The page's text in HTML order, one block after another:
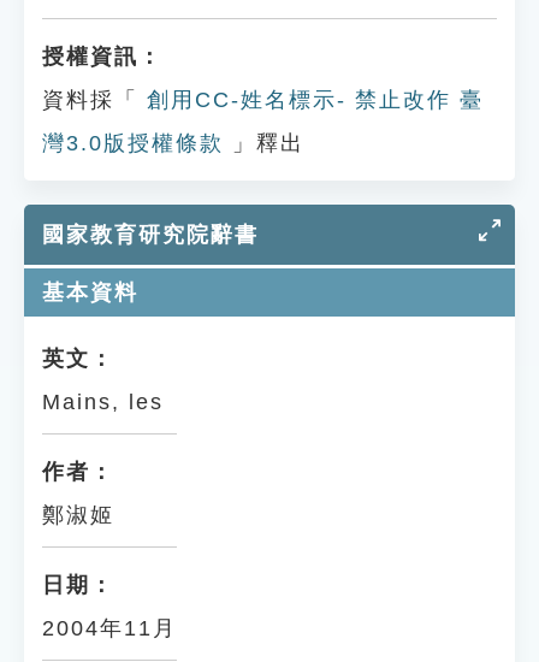
授權資訊：
資料採「
創用CC-姓名標示- 禁止改作 臺
灣3.0版授權條款
」釋出
國家教育研究院辭書
基本資料
英文：
Mains, les
作者：
鄭淑姬
日期：
2004年11月